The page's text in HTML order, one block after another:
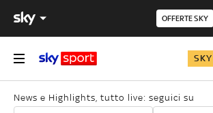
OFFERTE SKY
News e Highlights, tutto live: seguici su